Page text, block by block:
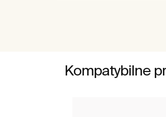
Kompatybilne